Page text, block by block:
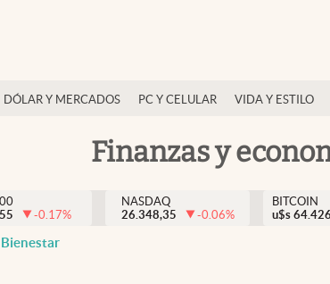
DÓLAR Y MERCADOS PC Y CELULAR VIDA Y ESTILO
Finanzas y
-0.17%
NASDAQ
26.348,35
-0.06%
BITCOIN
u$s
Bienestar